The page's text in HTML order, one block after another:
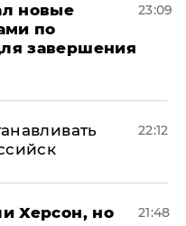
новые
по
завершения
23:09
22:12
Херсон, но
21:48